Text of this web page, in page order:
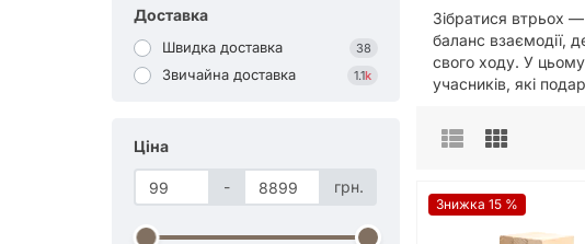
Доставка
Швидка доставка 38
Звичайна доставка 1.1k
Ціна
- грн.
Зібратися втрьох —
баланс взаємодії,
свого ходу. У цьому
учасників, які
Знижка 15 %